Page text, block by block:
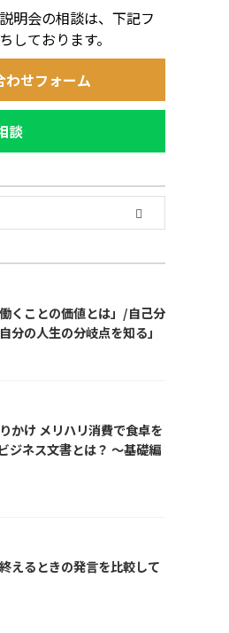
明会の相談は、下記フ
しております。
わせフォーム
談
くことの価値とは」/自己分
分の人生の分岐点を知る」
かけ メリハリ消費で食卓を
ジネス文書とは？ ～基礎編
えるときの発言を比較して